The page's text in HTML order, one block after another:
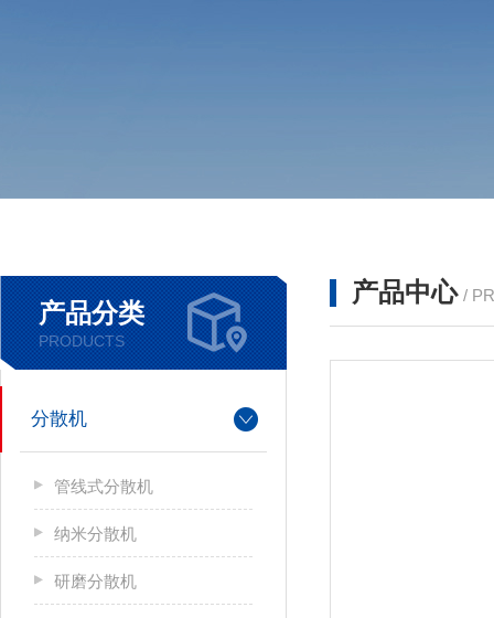
产品分类
PRODUCTS
分散机
管线式分散机
纳米分散机
研磨分散机
产品中心 /